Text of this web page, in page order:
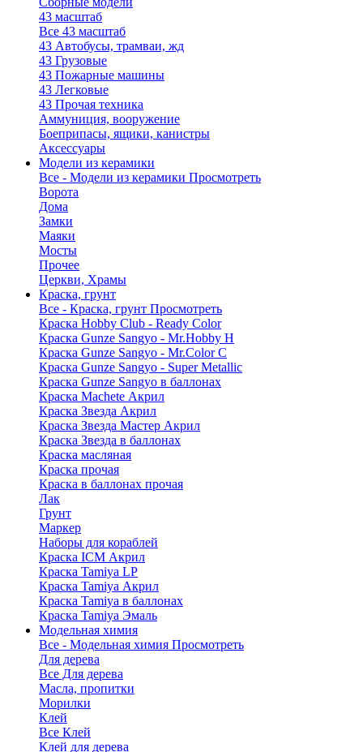
43 масштаб
Все 43 масштаб
43 Автобусы, трамваи, жд
43 Грузовые
43 Пожарные машины
43 Легковые
43 Прочая техника
Аммуниция, вооружение
Боеприпасы, ящики, канистры
Аксессуары
Модели из керамики
Все - Модели из керамики Просмотреть
Ворота
Дома
Замки
Маяки
Мосты
Прочее
Церкви, Храмы
Краска, грунт
Все - Краска, грунт Просмотреть
Краска Hobby Club - Ready Color
Краска Gunze Sangyo - Mr.Hobby H
Краска Gunze Sangyo - Mr.Color C
Краска Gunze Sangyo - Super Metallic
Краска Gunze Sangyo в баллонах
Краска Machete Акрил
Краска Звезда Акрил
Краска Звезда Мастер Акрил
Краска Звезда в баллонах
Краска масляная
Краска прочая
Краска в баллонах прочая
Лак
Грунт
Маркер
Наборы для кораблей
Краска ICM Акрил
Краска Tamiya LP
Краска Tamiya Акрил
Краска Tamiya в баллонах
Краска Tamiya Эмаль
Модельная химия
Все - Модельная химия Просмотреть
Для дерева
Все Для дерева
Масла, пропитки
Морилки
Клей
Все Клей
Клей для дерева